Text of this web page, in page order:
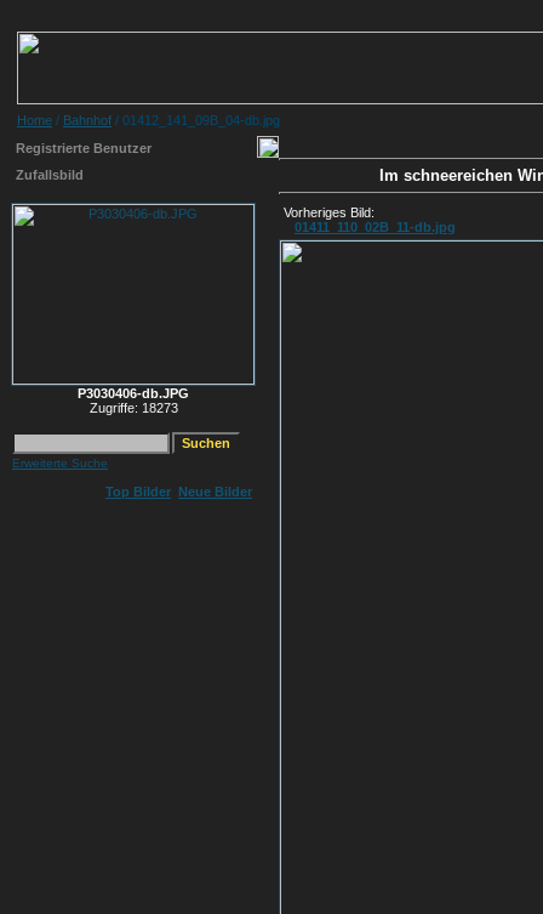
Home / Bahnhof / 01412_141_09B_04-db.jpg
Registrierte Benutzer
Zufallsbild
P3030406-db.JPG
Zugriffe: 18273
Erweiterte Suche
Top Bilder Neue Bilder
Im schneereichen
Vorheriges Bild:
01411_110_02B_11-db.jpg